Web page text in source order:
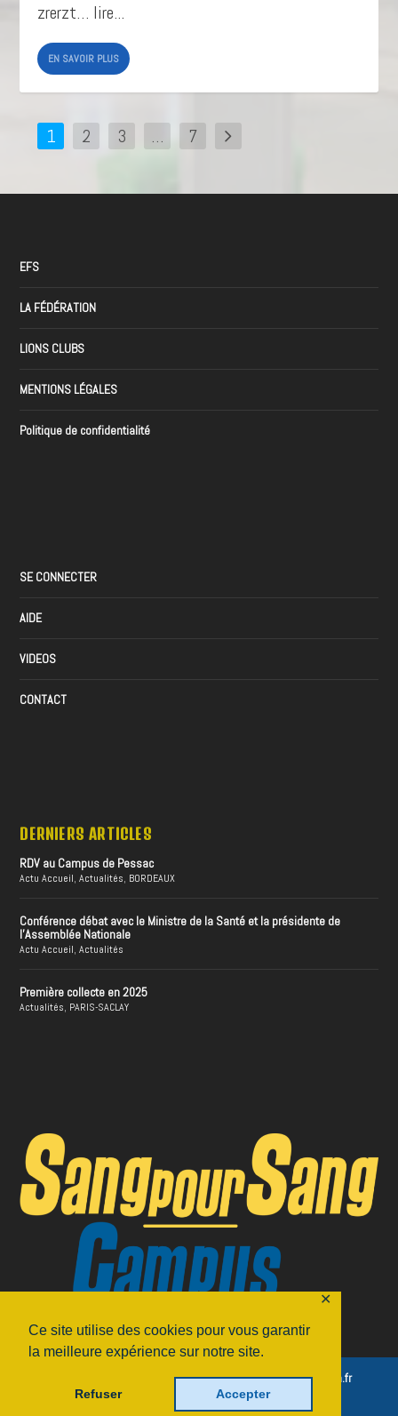
Ce site utilise des cookies pour vous garantir
la meilleure expérience sur notre site.
Refuser Accepter
✕
zrerzt… lire...
EN SAVOIR PLUS
1 2 3 … 7
EFS
LA FÉDÉRATION
LIONS CLUBS
MENTIONS LÉGALES
Politique de confidentialité
SE CONNECTER
AIDE
VIDEOS
CONTACT
DERNIERS ARTICLES
RDV au Campus de Pessac
Actu Accueil,Actualités, BORDEAUX
Conférence débat avec le Ministre de la Santé et la présidente de
l’Assemblée Nationale
Actu Accueil,Actualités
Première collecte en 2025
Actualités, PARIS-SACLAY
Fédération Sang Pour Sang Campus - Site byArtmisia.fr